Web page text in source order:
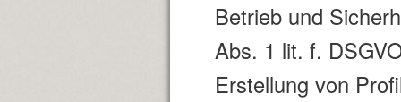
Betrieb und
Abs. 1 lit. f.
Erstellung von